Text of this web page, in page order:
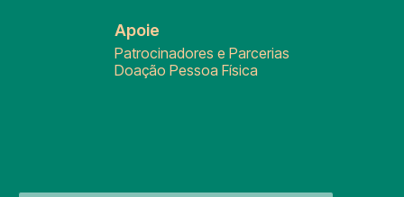
Apoie
Patrocinadores e Parcerias
Doação Pessoa Física